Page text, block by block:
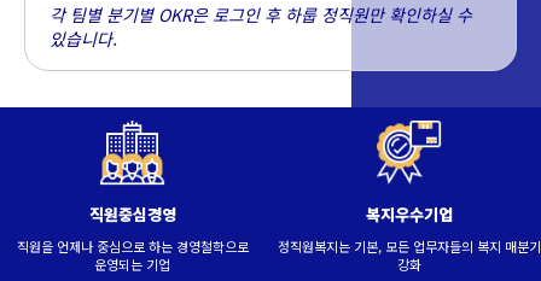
각 팀별 분기별 OKR은 로그인 후 하룹 정직원만 확인하실 수
있습니다.
직원중심경영
직원을 언제나 중심으로 하는 경영철학으로
운영되는 기업
복지우수기업
정직원복지는 기본, 모든 업무자들의 복지 매분기
강화